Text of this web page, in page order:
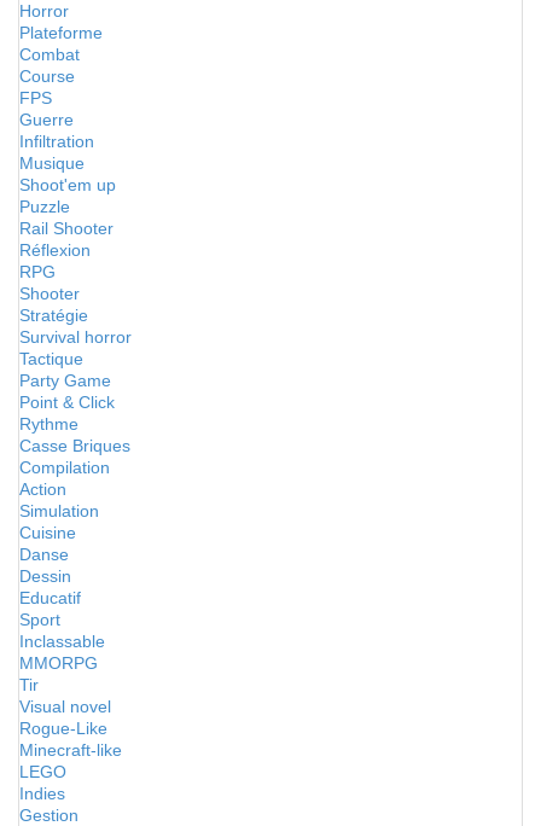
Horror
Plateforme
Combat
Course
FPS
Guerre
Infiltration
Musique
Shoot'em up
Puzzle
Rail Shooter
Réflexion
RPG
Shooter
Stratégie
Survival horror
Tactique
Party Game
Point & Click
Rythme
Casse Briques
Compilation
Action
Simulation
Cuisine
Danse
Dessin
Educatif
Sport
Inclassable
MMORPG
Tir
Visual novel
Rogue-Like
Minecraft-like
LEGO
Indies
Gestion